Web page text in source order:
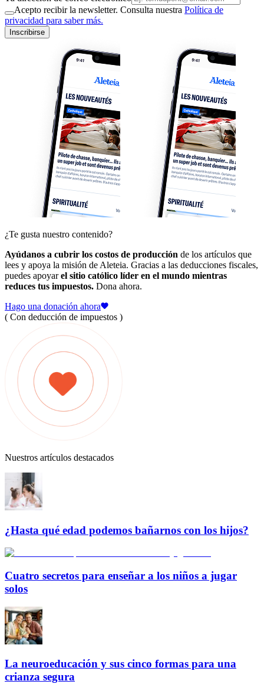
Acepto recibir la newsletter. Consulta nuestra Política de
privacidad para saber más.
Inscribirse
¿Te gusta nuestro contenido?
Ayúdanos a cubrir los costos de producción de los artículos que
lees y apoya la misión de Aleteia. Gracias a las deducciones fiscales,
puedes apoyarel sitio católico líder en el mundo mientras
reduces tus impuestos. Dona ahora.
Hago una donación ahora
( Con deducción de impuestos )
Nuestros artículos destacados
¿Hasta qué edad podemos bañarnos con los hijos?
Cuatro secretos para enseñar a los niños a jugar
solos
La neuroeducación y sus cinco formas para una
crianza segura